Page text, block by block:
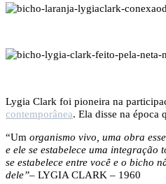
Lygia Clark foi pioneira na
contemporânea. Ela disse na época
“Um organismo vivo, uma obra
e ele se estabelece uma integração
se estabelece entre você e o bicho
dele”– LYGIA CLARK – 1960